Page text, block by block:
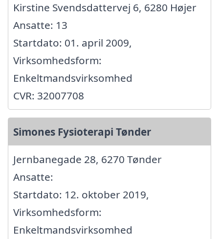
Kirstine Svendsdattervej 6, 6280 Højer
Ansatte: 13
Startdato: 01. april 2009,
Virksomhedsform:
Enkeltmandsvirksomhed
CVR: 32007708
Simones Fysioterapi Tønder
Jernbanegade 28, 6270 Tønder
Ansatte:
Startdato: 12. oktober 2019,
Virksomhedsform:
Enkeltmandsvirksomhed